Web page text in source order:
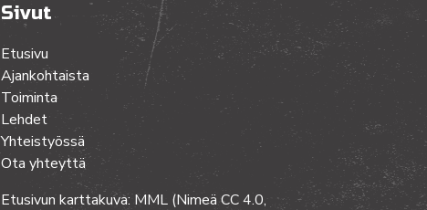
Sivut
Etusivu
Ajankohtaista
Toiminta
Lehdet
Yhteistyössä
Ota yhteyttä
Etusivun karttakuva: MML (Nimeä CC 4.0,